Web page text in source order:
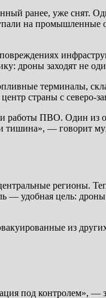
ранее, уже снят.
на
дроны заходят не
терминалы,
страны с северо-
ПВО. Один из
— говорит
регионы.
— удобная цель:
из
под контролем», —